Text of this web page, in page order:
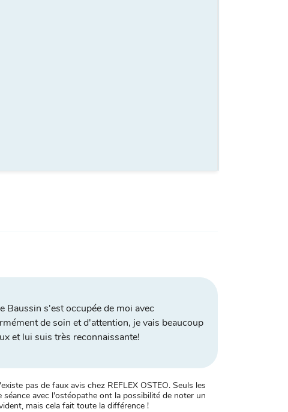
Baussin s'est occupée de moi avec
de soin et d'attention, je vais beaucoup
et lui suis très reconnaissante!
pas de faux avis chez REFLEX OSTEO. Seuls les
avec l'ostéopathe ont la possibilité de noter un
mais cela fait toute la différence !